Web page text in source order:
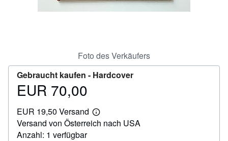
SCHLIESSEN
Foto des Verkäufers
Gebraucht kaufen - Hardcover
Preis
70,00
EUR 70,00
EUR 19,50 Versand
Weitere
Informationen
Versand von Österreich nach USA
Anzahl: 1 verfügbar